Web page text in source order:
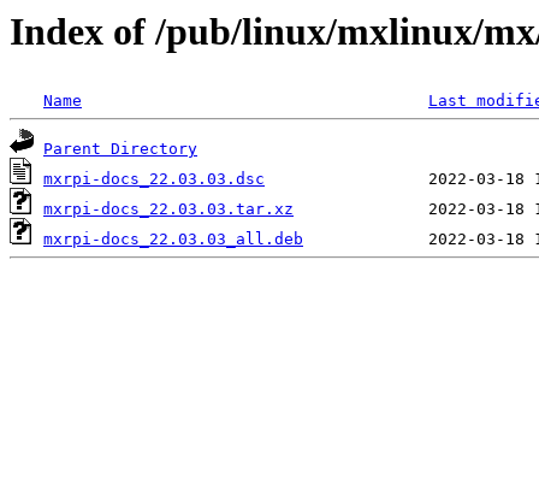
Index of /pub/linux/mxlinux/
Name Last
Parent Directory
mxrpi-docs_22.03.03.dsc
mxrpi-docs_22.03.03.tar.xz
mxrpi-docs_22.03.03_all.deb